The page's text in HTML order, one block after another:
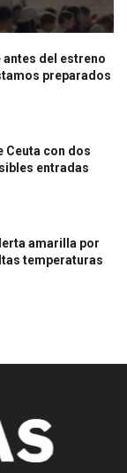
antes del estreno
preparados
Ceuta con dos
entradas
amarilla por
temperaturas